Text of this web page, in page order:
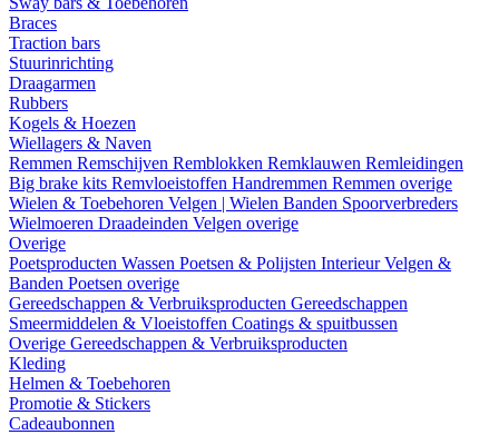
Braces
Traction bars
Stuurinrichting
Draagarmen
Rubbers
Kogels & Hoezen
Wiellagers & Naven
Remmen Remschijven Remblokken Remklauwen Remleidingen
Big brake kits Remvloeistoffen Handremmen Remmen overige
Wielen & Toebehoren Velgen | Wielen Banden Spoorverbreders
Wielmoeren Draadeinden Velgen overige
Overige
Poetsproducten Wassen Poetsen & Polijsten InterieurVelgen &
Banden Poetsen overige
Gereedschappen & Verbruiksproducten Gereedschappen
Smeermiddelen & Vloeistoffen Coatings & spuitbussen
Overige Gereedschappen & Verbruiksproducten
Kleding
Helmen & Toebehoren
Promotie & Stickers
Cadeaubonnen